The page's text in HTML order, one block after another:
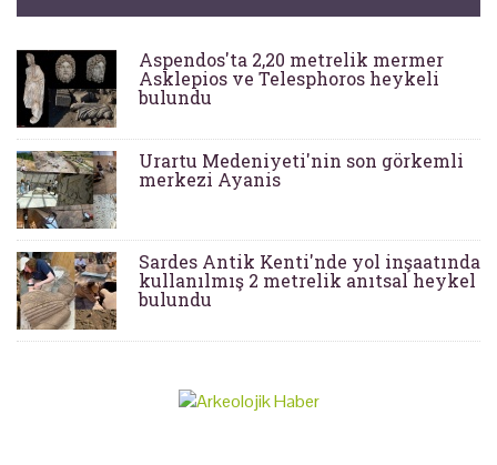
Aspendos'ta 2,20 metrelik mermer
Asklepios ve Telesphoros heykeli
bulundu
Urartu Medeniyeti'nin son görkemli
merkezi Ayanis
Sardes Antik Kenti'nde yol inşaatında
kullanılmış 2 metrelik anıtsal heykel
bulundu